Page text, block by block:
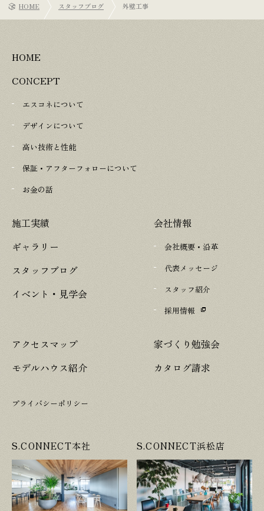
HOME スタッフブログ 外壁工事
HOME
CONCEPT
エスコネについて
デザインについて
高い技術と性能
保証・アフターフォローについて
お金の話
施工実績
ギャラリー
スタッフブログ
イベント・見学会
会社情報
会社概要・沿革
代表メッセージ
スタッフ紹介
採用情報
アクセスマップ
モデルハウス紹介
家づくり勉強会
カタログ請求
プライバシーポリシー
S.CONNECT本社 S.CONNECT浜松店